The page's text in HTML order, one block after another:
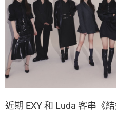
近期 EXY 和 Luda 客串《